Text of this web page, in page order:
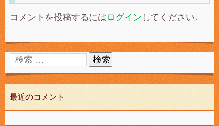
コメントを投稿するには ログイン してください。
最近のコメント